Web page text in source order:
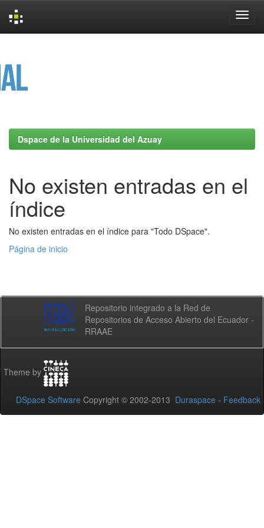
Dspace de la Universidad del Azuay
No existen entradas en el
índice
No existen entradas en el índice para "Todo DSpace".
Página de inicio
Repositorio integrado a la Red de
Repositorios de Acceso Abierto del Ecuador -
RRAAE
Theme by
DSpace Software Copyright © 2002-2013 Duraspace - Feedback